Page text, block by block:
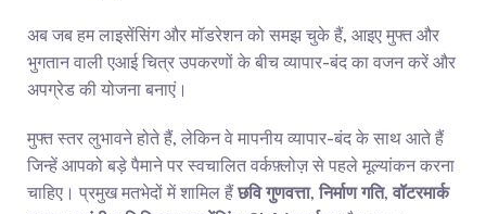
अब जब हम लाइसेंसिंग और मॉडरेशन को समझ चुके हैं, आइए मुफ्त और
भुगतान वाली एआई चित्र उपकरणों के बीच व्यापार-बंद का वजन करें और
अपग्रेड की योजना बनाएं।
मुफ्त स्तर लुभावने होते हैं, लेकिन वे मापनीय व्यापार-बंद के साथ आते हैं
जिन्हें आपको बड़े पैमाने पर स्वचालित वर्कफ़्लोज़ से पहले मूल्यांकन करना
चाहिए। प्रमुख मतभेदों में शामिल हैं छवि गुणवत्ता, निर्माण गति, वॉटरमार्क